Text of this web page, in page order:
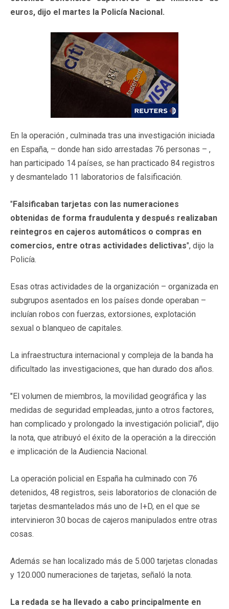
euros, dijo el martes la Policía Nacional.
En la operación , culminada tras una investigación iniciada
en España, – donde han sido arrestadas 76 personas – ,
han participado 14 países, se han practicado 84 registros
y desmantelado 11 laboratorios de falsificación.
"Falsificaban tarjetas con las numeraciones
obtenidas de forma fraudulenta y después realizaban
reintegros en cajeros automáticos o compras en
comercios, entre otras actividades delictivas", dijo la
Policía.
Esas otras actividades de la organización – organizada en
subgrupos asentados en los países donde operaban –
incluían robos con fuerzas, extorsiones, explotación
sexual o blanqueo de capitales.
La infraestructura internacional y compleja de la banda ha
dificultado las investigaciones, que han durado dos años.
"El volumen de miembros, la movilidad geográfica y las
medidas de seguridad empleadas, junto a otros factores,
han complicado y prolongado la investigación policial", dijo
la nota, que atribuyó el éxito de la operación a la dirección
e implicación de la Audiencia Nacional.
La operación policial en España ha culminado con 76
detenidos, 48 registros, seis laboratorios de clonación de
tarjetas desmantelados más uno de I+D, en el que se
intervinieron 30 bocas de cajeros manipulados entre otras
cosas.
Además se han localizado más de 5.000 tarjetas clonadas
y 120.000 numeraciones de tarjetas, señaló la nota.
La redada se ha llevado a cabo principalmente en